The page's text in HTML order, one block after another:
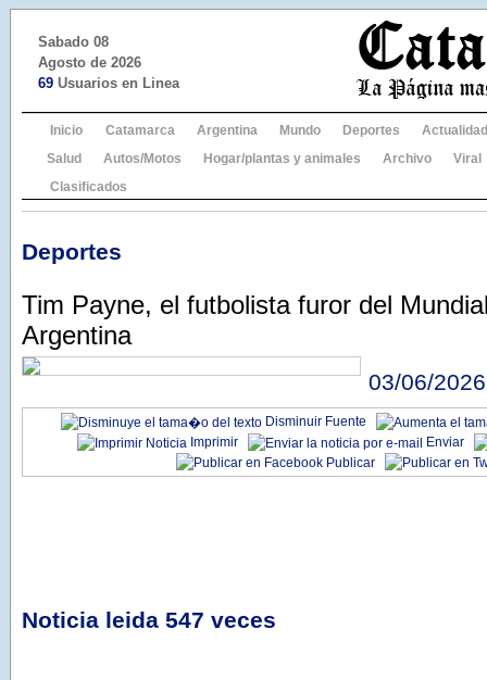
Sabado 08
Agosto de 2026
69 Usuarios en Linea
Inicio Catamarca Argentina Mundo Deportes
Actualidad
Salud
Autos/Motos Hogar/plantas y animales Archivo
Viral
Clasificados
Deportes
Tim Payne, el futbolista furor del
Argentina
03/06/2026
Disminuir Fuente
Imprimir
Enviar
Publicar
Noticia leida 547 veces